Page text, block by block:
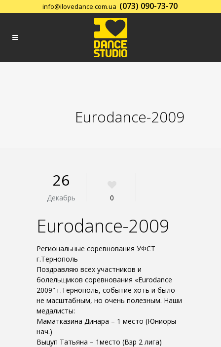
info@ilovedance.com.ua (073) 090-73-70
Заказать обратный звонок
Eurodance-2009
26
Декабрь 0
Eurodance-2009
Региональные соревнования УФСТ
г.Тернополь
Поздравляю всех участников и
болельщиков соревнования «Eurodance
2009″ г.Тернополь, событие хоть и было
не масштабным, но очень полезным. Наши
медалисты:
Маматказина Динара – 1 место (Юниоры
нач.)
Выцуп Татьяна – 1место (Взр 2 лига)